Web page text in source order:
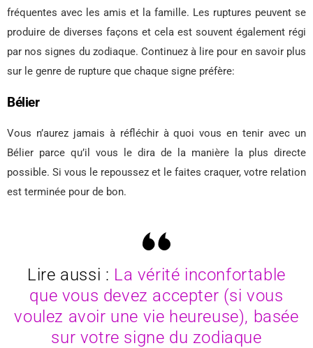
fréquentes avec les amis et la famille. Les ruptures peuvent se
produire de diverses façons et cela est souvent également régi
par nos signes du zodiaque. Continuez à lire pour en savoir plus
sur le genre de rupture que chaque signe préfère:
Bélier
Vous n’aurez jamais à réfléchir à quoi vous en tenir avec un
Bélier parce qu’il vous le dira de la manière la plus directe
possible. Si vous le repoussez et le faites craquer, votre relation
est terminée pour de bon.
Lire aussi : La vérité inconfortable
que vous devez accepter (si vous
voulez avoir une vie heureuse), basée
sur votre signe du zodiaque